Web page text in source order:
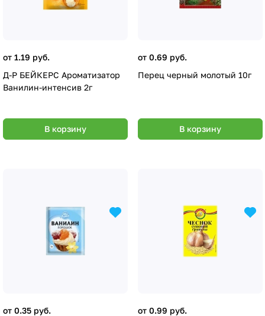
от 1.19 руб.
Д-Р БЕЙКЕРС Ароматизатор
Ванилин-интенсив 2г
В корзину
от 0.69 руб.
Перец черный молотый 10г
В корзину
от 0.35 руб.
от 0.99 руб.